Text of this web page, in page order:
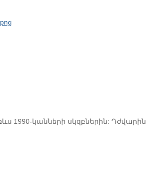
1990-կանների սկզբներին: Դժվարին